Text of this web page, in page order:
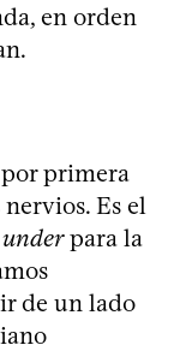
en orden
primera
Es el
underpara la
de un lado